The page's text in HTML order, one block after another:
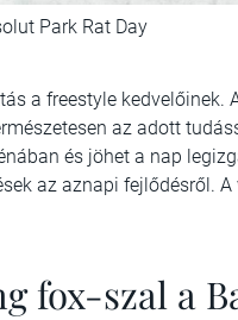
Park Rat Day
a freestyle kedvelőinek.
az adott
és jöhet a nap
az aznapi fejlődésről.
fox-szal a